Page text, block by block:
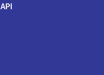
API التعرف الضوئي على الحروف